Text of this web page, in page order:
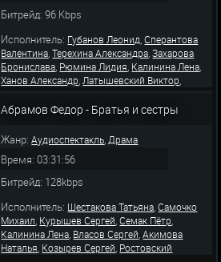
Битрейд: 96 Kbps
Исполнитель: Губанов Леонид,Сперантова
Валентина,Терехина Александра,Захарова
Бронислава, Рюмина Лидия, Калинина Лена,
Ханов Александр,Латышевский Виктор,
Валентина
Абрамов Федор - Братья и сестры
Жанр:Аудиоспектакль,Драма
Время: 03:31:56
Битрейд: 128kbps
Исполнитель: Шестакова Татьяна,Самочко
Михаил, Курышев Сергей,Семак Пётр,
Калинина Лена, Власов Сергей,Акимова
Наталья, Козырев Сергей, Ростовский